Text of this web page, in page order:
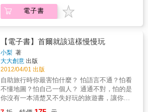
哩阿沙就像跟好友聊天一般，跟你分享她在首
爾三個月的Long Stay生活。全方位的讓你一起
體驗她的超夢幻首爾：◎出發去遊學，手續雜
首爾過日子有太多有趣事了◎不必再趕行程，
最推薦的玩樂地圖◎民以食為天，我的嚴選美
食口袋名單◎都到首爾了，不順便追個星太可
惜了吧
你非去不可的人氣紅星私家店！你非去不可的
SUPER JUNIOR神童、金賢重的炸雞店！獨家
JUNIOR！？YG Fmily 的SE7EN 所開設的
「烈鳳燉雞」要怎麼去？藝聲的「Handel and
Gretel」與蘇志燮的「A TWOSOME PLACE
BY 51K」哪裡不一樣？連經紀公司也開咖啡
廳？！CUBE Café全新開幕！13家必去韓國人
氣紅星私家店，讓你到首爾吃美食、看明星，
點出明星最愛的私房菜，一次玩透透！特色
二：首爾血拼！不可錯過的採購攻略，不用去
電子書
【電子書】首爾就該這樣慢慢玩
小梨 著
大大創意 出版
2012/04/01 出版
自助旅行時你最害怕什麼？ 怕語言不通？怕看
不懂地圖？怕自己一個人？ 通通不對，怕的是
你沒有一本清楚又不失好玩的旅遊書，讓你